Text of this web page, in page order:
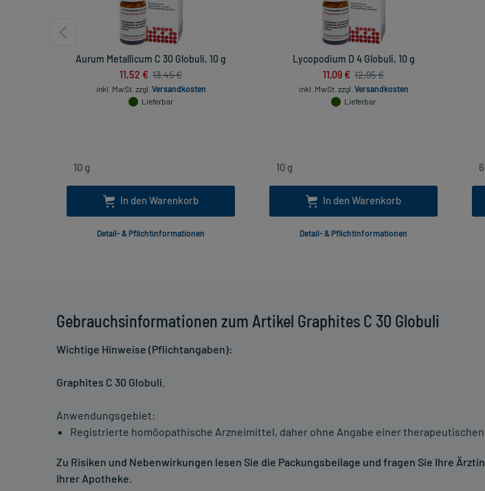
Gebrauchsinformationen zum Artikel Graphites C 30 Globuli
Wichtige Hinweise (Pflichtangaben):
Graphites C 30 Globuli
Anwendungsgebiet:
Registrierte homöopathische Arzneimittel, daher ohne Angabe einer therapeutischen
Zu Risiken und Nebenwirkungen lesen Sie die Packungsbeilage und fragen Sie Ihre
Ihrer Apotheke.
Aurum Metallicum C 30 Globuli, 10 g
11,52 € 13,45 €
inkl. MwSt. zzgl. Versandkosten
Lieferbar
In den Warenkorb
Detail- & Pflichtinformationen
Lycopodium D 4 Globuli, 10 g
11,09 € 12,95 €
inkl. MwSt. zzgl. Versandkosten
Lieferbar
In den Warenkorb
Detail- & Pflichtinformationen